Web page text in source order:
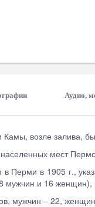
Аудио,
Камы, возле залива,
мест
в Перми в 1905 г.,
мужчин и 16
мужчин – 22,